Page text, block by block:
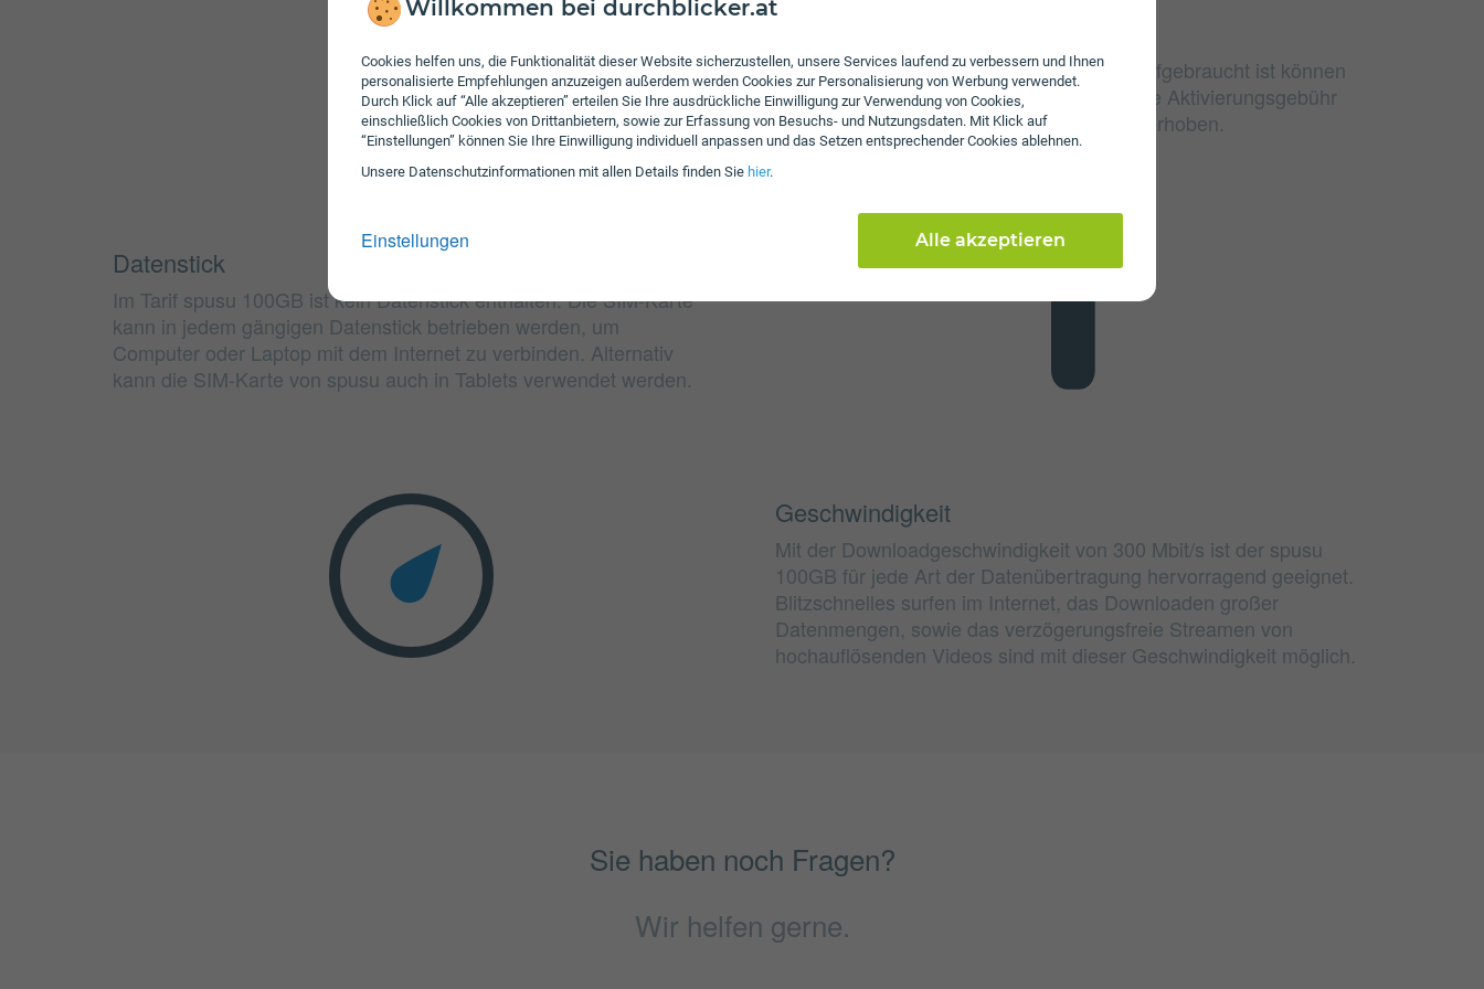
Willkommen bei durchblicker.at
Cookies helfen uns, die Funktionalität dieser Website sicherzustellen, unsere Services laufend zu verbessern und Ihnen
personalisierte Empfehlungen anzuzeigen außerdem werden Cookies zur Personalisierung von Werbung verwendet.
Durch Klick auf “Alle akzeptieren” erteilen Sie Ihre ausdrückliche Einwilligung zur Verwendung von Cookies,
einschließlich Cookies von Drittanbietern, sowie zur Erfassung von Besuchs- und Nutzungsdaten. Mit Klick auf
“Einstellungen” können Sie Ihre Einwilligung individuell anpassen und das Setzen entsprechender Cookies ablehnen.
Unsere Daten­schutz­informationen mit allen Details finden Sie hier.
Einstellungen Alle akzeptieren
Nachdem das inkludierte Datenvolumen aufgebraucht ist können
Sie mit 64 Kbit/s weitersurfen. Es wird keine Aktivierungsgebühr
erhoben. Es wird keine Servicepauschale erhoben.
Datenstick
Im Tarif spusu 100GB ist kein Datenstick enthalten. Die SIM-Karte
kann in jedem gängigen Datenstick betrieben werden, um
Computer oder Laptop mit dem Internet zu verbinden. Alternativ
kann die SIM-Karte von spusu auch in Tablets verwendet werden.
Geschwindigkeit
Mit der Downloadgeschwindigkeit von 300 Mbit/s ist der spusu
100GB für jede Art der Datenübertragung hervorragend geeignet.
Blitzschnelles surfen im Internet, das Downloaden großer
Datenmengen, sowie das verzögerungsfreie Streamen von
hochauflösenden Videos sind mit dieser Geschwindigkeit möglich.
Sie haben noch Fragen?
Wir helfen gerne.